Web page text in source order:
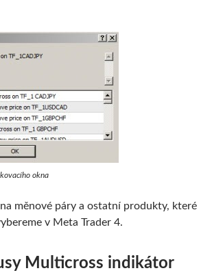
okna
měnové páry a ostatní produkty, které
v Meta Trader 4.
Multicross indikátor